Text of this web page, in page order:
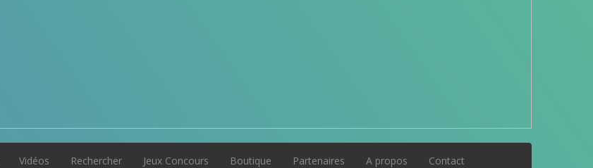
Vidéos Rechercher Jeux Concours Boutique Partenaires A propos Contact